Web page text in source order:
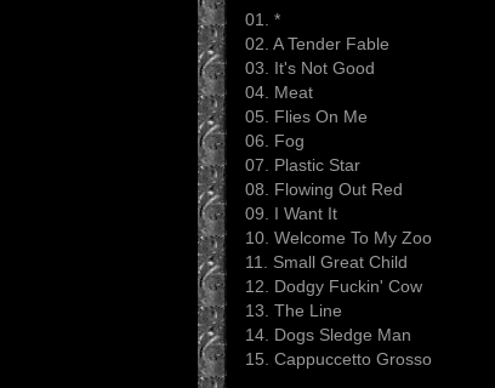
01. *
02. A Tender Fable
03. It's Not Good
04. Meat
05. Flies On Me
06. Fog
07. Plastic Star
08. Flowing Out Red
09. I Want It
10. Welcome To My Zoo
11. Small Great Child
12. Dodgy Fuckin' Cow
13. The Line
14. Dogs Sledge Man
15. Cappuccetto Grosso